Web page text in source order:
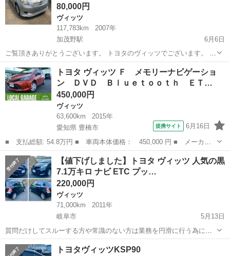
80,000円
ヴィッツ
117,783km
2007年
加茂野駅
6月6日
ご覧頂きありがとうございます。 トヨタのヴィッツでございます。 こ
の度車検が切れる為手放す事となりました。 調子は特に悪くは無くエ
アコンも、よく効いております。 抹消渡しになります。 気になる所
は、左ドアミラーウィンカーの...
岐阜 美濃加茂市 加茂野駅 売り切り
トヨタ ヴィッツ Ｆ メモリーナビゲーショ
ン ＤＶＤ Ｂｌｕｅｔｏｏｔｈ ＥＴ…
450,000円
ヴィッツ
63,600km
2015年
愛知県 豊橋市
提携サイト 6月16日
■ 支払総額: 54.8万円 ■ 車両本体価格： 450,000 円 ■ メーカー
名： トヨタ ■ 車種名： ヴィッツ ■ グレード名： Ｆ メモリ
ーナビゲーション ＤＶＤ Ｂｌｕｅｔｏｏｔｈ ＥＴＣ キーレ
ス 電動格納ミ...
愛知 豊橋市 ヴィッツ
【値下げしました】トヨタ ヴィッツ 人気の黒
7.1万キロ ナビ ETC プッ…
220,000円
ヴィッツ
71,000km
2011年
岐阜市
5月13日
質問だけしてスルーする方や常識のない方は業務を円滑に行う為にブ
ロックしますので ご了承下さい。 トラブル防止の為 現車確認必須と
なります。 トヨタ ヴィッツ 年式 平23年7月 距離 71000km 車検 令和6
岐阜 岐阜市 ヴィッツ
トヨタヴィッツKSP90